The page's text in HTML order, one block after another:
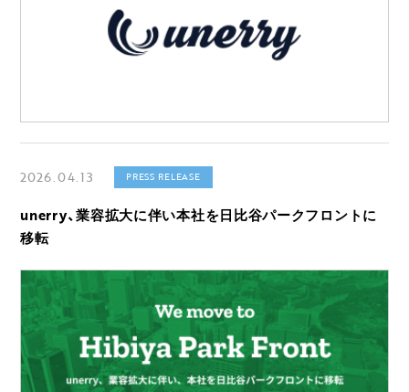
2026.04.13 PRESS RELEASE
unerry、業容拡大に伴い本社を日比谷パークフロントに
移転